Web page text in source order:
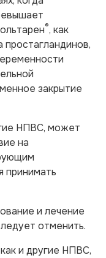
®, как
закрытие
НПВС, может
на
принимать
и лечение
отменить.
и другие НПВС,